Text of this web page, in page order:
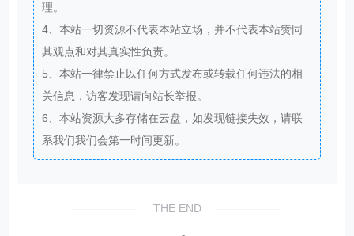
理。
4、本站一切资源不代表本站立场，并不代表本站赞同
其观点和对其真实性负责。
5、本站一律禁止以任何方式发布或转载任何违法的相
关信息，访客发现请向站长举报。
6、本站资源大多存储在云盘，如发现链接失效，请联
系我们我们会第一时间更新。
THE END